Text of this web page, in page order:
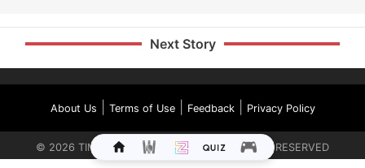
Next Story
About Us Terms of Use| Feedback| Privacy Policy
© 2026 TIMES INTERNET LIMITED. ALL RIGHTS RESERVED